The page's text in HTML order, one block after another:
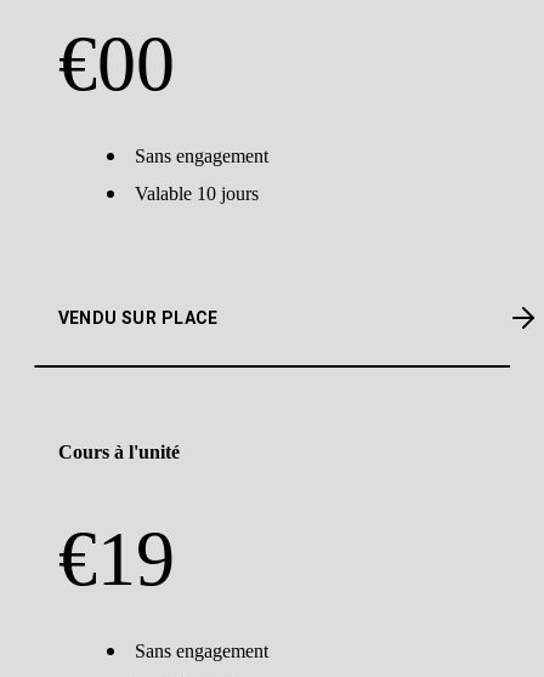
€00
Sans engagement
Valable 10 jours
VENDU SUR PLACE
Cours à l'unité
€19
Sans engagement